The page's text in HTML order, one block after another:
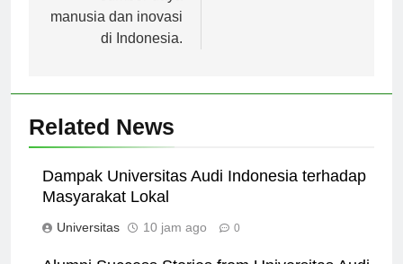
sumber daya
manusia dan inovasi
Related News
Dampak Universitas Audi Indonesia terhadap